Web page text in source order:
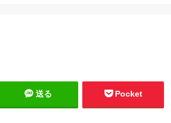
送る Pocket